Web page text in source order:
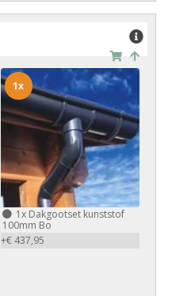
1xDakgootset kunststof
100mm Bo
+€ 437,95
1x